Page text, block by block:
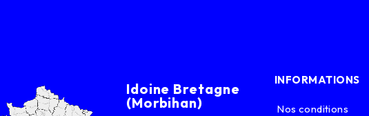
Idoine Bretagne
(Morbihan)
INFORMATIONS
Nos conditions